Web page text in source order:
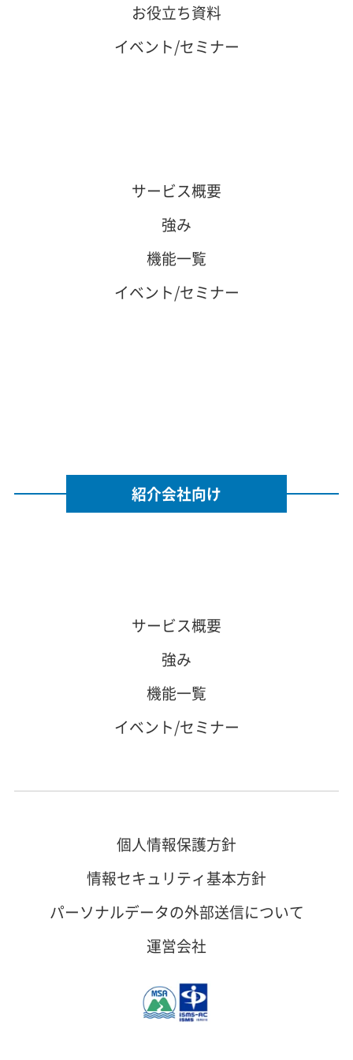
お役立ち資料
イベント/セミナー
サービス概要
強み
機能一覧
イベント/セミナー
紹介会社向け
サービス概要
強み
機能一覧
イベント/セミナー
個人情報保護方針
情報セキュリティ基本方針
パーソナルデータの外部送信について
運営会社